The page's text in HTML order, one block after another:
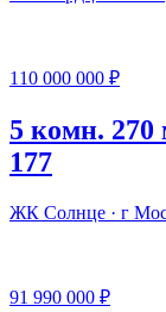
110 000 000 ₽
5 комн. 270
177
ЖК Солнце · г
91 990 000 ₽